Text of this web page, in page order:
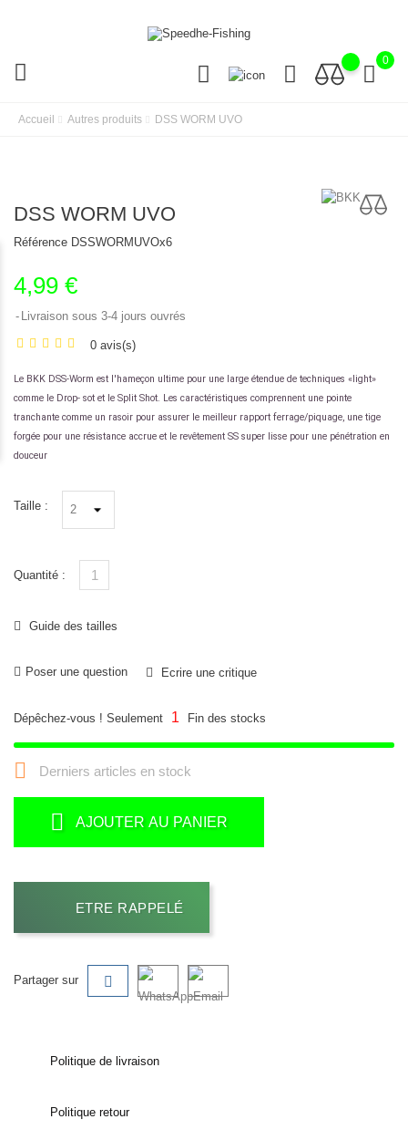
0
Accueil Autres produits DSS WORM UVO
DSS WORM UVO
Référence DSSWORMUVOx6
4,99 €
Livraison sous 3-4 jours ouvrés
0 avis(s)
Le BKK DSS-Worm est l'hameçon ultime pour une large étendue de techniques «light»
comme le Drop- sot et le Split Shot. Les caractéristiques comprennent une pointe
tranchante comme un rasoir pour assurer le meilleur rapport ferrage/piquage, une tige
forgée pour une résistance accrue et le revêtement SS super lisse pour une pénétration en
douceur
Taille :
Quantité :
Guide des tailles
Poser une question Ecrire une critique
Dépêchez-vous ! Seulement 1 Fin des stocks
 Derniers articles en stock
AJOUTER AU PANIER
ETRE RAPPELÉ
Partager sur
Politique de livraison
Politique retour